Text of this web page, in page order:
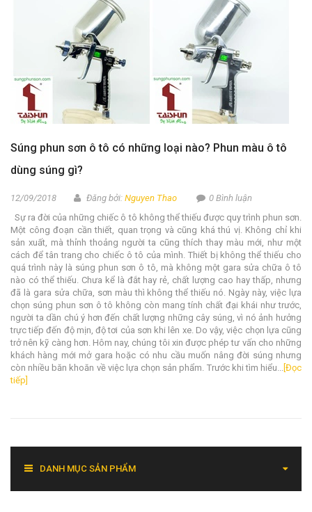
Súng phun sơn ô tô có những loại nào? Phun màu ô tô
dùng súng gì?
12/09/2018 Đăng bởi: Nguyen Thao
0 Bình luận
Sự ra đời của những chiếc ô tô không thể thiếu được quy trình phun sơn.
Một công đoạn cần thiết, quan trọng và cũng khá thú vị. Không chỉ khi
sản xuất, mà thỉnh thoảng người ta cũng thích thay màu mới, như một
cách để tân trang cho chiếc ô tô của mình. Thiết bị không thể thiếu cho
quá trình này là súng phun sơn ô tô, mà không một gara sửa chữa ô tô
nào có thể thiếu. Chưa kể là đắt hay rẻ, chất lượng cao hay thấp, nhưng
đã là gara sửa chữa, sơn màu thì không thể thiếu nó. Ngày này, việc lựa
chọn súng phun sơn ô tô không còn mang tính chất đại khái như trước,
người ta dần chú ý hơn đến chất lượng những cây súng, vì nó ảnh hưởng
trực tiếp đến độ mịn, độ tơi của sơn khi lên xe. Do vậy, việc chọn lựa cũng
trở nên kỹ càng hơn. Hôm nay, chúng tôi xin được phép tư vấn cho những
khách hàng mới mở gara hoặc có nhu cầu muốn nâng đời súng nhưng
còn nhiều băn khoăn về việc lựa chọn sản phẩm. Trước khi tìm hiểu... [Đọc
tiếp]
DANH MỤC SẢN PHẨM